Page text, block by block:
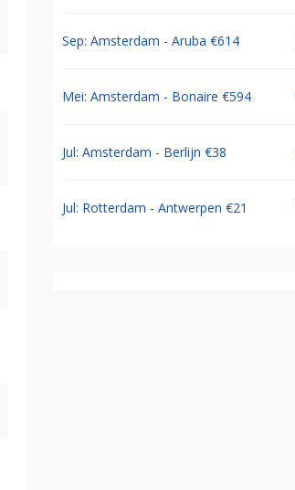
Sep: Amsterdam - Aruba €614
Mei: Amsterdam - Bonaire €594
Jul: Amsterdam - Berlijn €38
Jul: Rotterdam - Antwerpen €21